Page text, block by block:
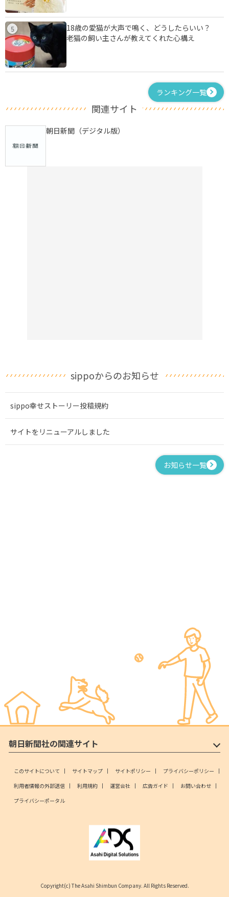
5
18歳の愛猫が大声で鳴く、どうしたらいい？
老猫の飼い主さんが教えてくれた心構え
ランキング一覧
関連サイト
朝日新聞（デジタル版）
sippoからのお知らせ
sippo幸せストーリー投稿規約
サイトをリニューアルしました
お知らせ一覧
朝日新聞社の関連サイト
このサイトについて サイトマップ サイトポリシー
プライバシーポリシー
利用者情報の外部送信
利用規約 運営会社 広告ガイド
お問い合わせ
プライバシーポータル
Copyright(c) The Asahi Shimbun Company. All Rights Reserved.